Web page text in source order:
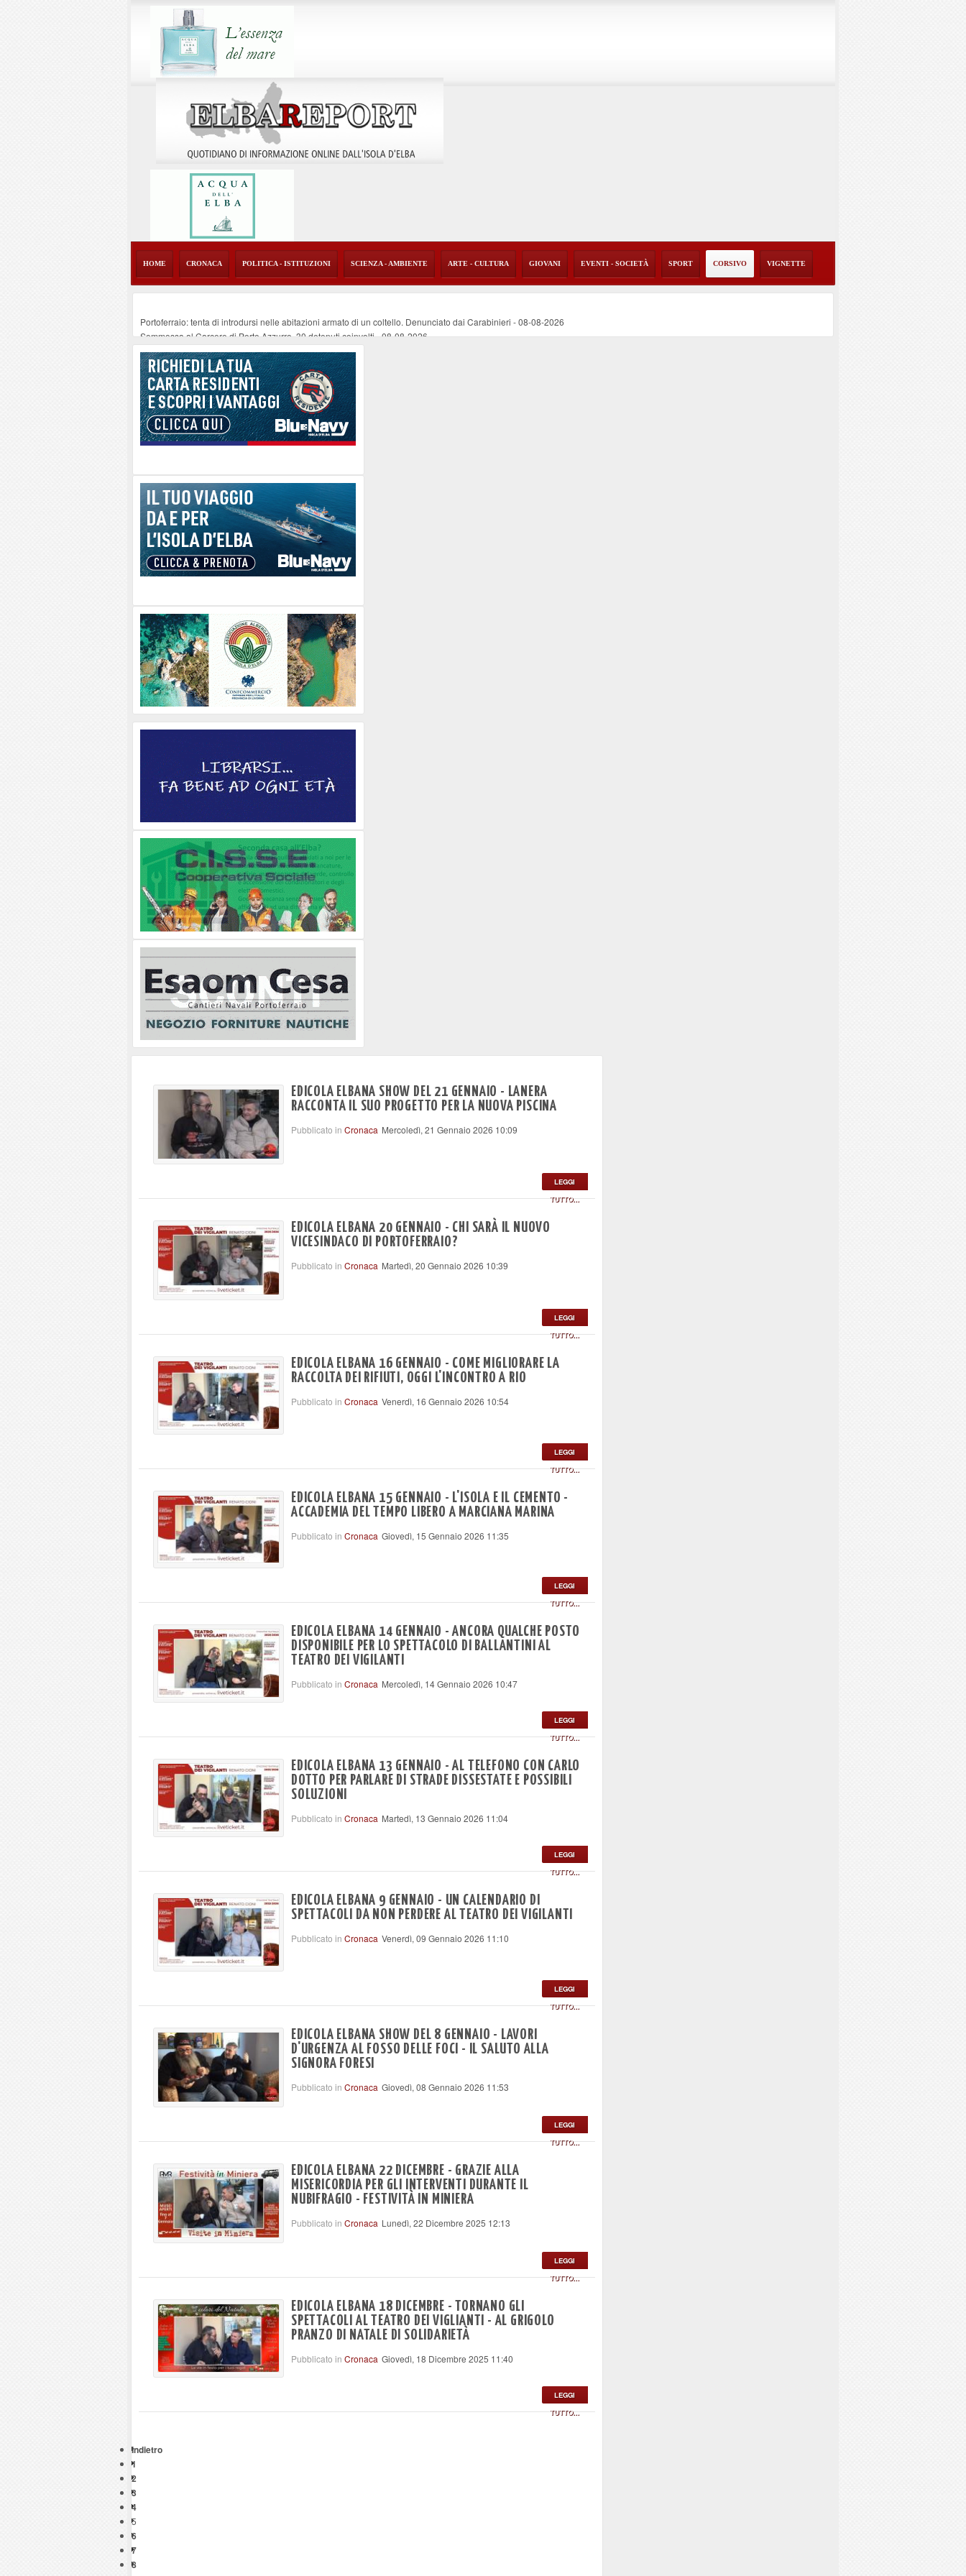
HOME CRONACA POLITICA - ISTITUZIONI SCIENZA - AMBIENTE ARTE - CULTURA GIOVANI EVENTI - SOCIETÀ SPORT CORSIVO VIGNETTE
Portoferraio: tenta di introdursi nelle abitazioni armato di un coltello. Denunciato dai Carabinieri -08-08-2026
Sommossa al Carcere di Porto Azzurro, 30 detenuti coinvolti-08-08-2026
“Diamanti all’Inferno nell’infinito” e il teatro come esercizio del dubbio
Mola ripulita dagli scout Agesci della Valsusa e Legambiente
La grave carenza di medici Usmaf sta creando notevoli disagi ai lavoratori marittimi e alle aziende
EDICOLA ELBANA SHOW DEL 21 GENNAIO - LANERA
RACCONTA IL SUO PROGETTO PER LA NUOVA PISCINA
Pubblicato in Cronaca Mercoledì, 21 Gennaio 2026 10:09
LEGGI
TUTTO...
EDICOLA ELBANA 20 GENNAIO - CHI SARÀ IL NUOVO
VICESINDACO DI PORTOFERRAIO?
Pubblicato in Cronaca Martedì, 20 Gennaio 2026 10:39
LEGGI
TUTTO...
EDICOLA ELBANA 16 GENNAIO - COME MIGLIORARE LA
RACCOLTA DEI RIFIUTI, OGGI L'INCONTRO A RIO
Pubblicato in Cronaca Venerdì, 16 Gennaio 2026 10:54
LEGGI
TUTTO...
EDICOLA ELBANA 15 GENNAIO - L'ISOLA E IL CEMENTO -
ACCADEMIA DEL TEMPO LIBERO A MARCIANA MARINA
Pubblicato in Cronaca Giovedì, 15 Gennaio 2026 11:35
LEGGI
TUTTO...
EDICOLA ELBANA 14 GENNAIO - ANCORA QUALCHE POSTO
DISPONIBILE PER LO SPETTACOLO DI BALLANTINI AL
TEATRO DEI VIGILANTI
Pubblicato in Cronaca Mercoledì, 14 Gennaio 2026 10:47
LEGGI
TUTTO...
EDICOLA ELBANA 13 GENNAIO - AL TELEFONO CON CARLO
DOTTO PER PARLARE DI STRADE DISSESTATE E POSSIBILI
SOLUZIONI
Pubblicato in Cronaca Martedì, 13 Gennaio 2026 11:04
LEGGI
TUTTO...
EDICOLA ELBANA 9 GENNAIO - UN CALENDARIO DI
SPETTACOLI DA NON PERDERE AL TEATRO DEI VIGILANTI
Pubblicato in Cronaca Venerdì, 09 Gennaio 2026 11:10
LEGGI
TUTTO...
EDICOLA ELBANA SHOW DEL 8 GENNAIO - LAVORI
D'URGENZA AL FOSSO DELLE FOCI - IL SALUTO ALLA
SIGNORA FORESI
Pubblicato in Cronaca Giovedì, 08 Gennaio 2026 11:53
LEGGI
TUTTO...
EDICOLA ELBANA 22 DICEMBRE - GRAZIE ALLA
MISERICORDIA PER GLI INTERVENTI DURANTE IL
NUBIFRAGIO - FESTIVITÀ IN MINIERA
Pubblicato in Cronaca Lunedì, 22 Dicembre 2025 12:13
LEGGI
TUTTO...
EDICOLA ELBANA 18 DICEMBRE - TORNANO GLI
SPETTACOLI AL TEATRO DEI VIGLIANTI - AL GRIGOLO
PRANZO DI NATALE DI SOLIDARIETÀ
Pubblicato in Cronaca Giovedì, 18 Dicembre 2025 11:40
LEGGI
TUTTO...
Indietro
1
2
3
4
5
6
7
8